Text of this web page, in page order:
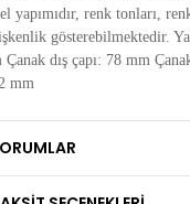
yapımıdır, renk tonları,
gösterebilmektedir.
Çanak dış çapı: 78 mm
mm